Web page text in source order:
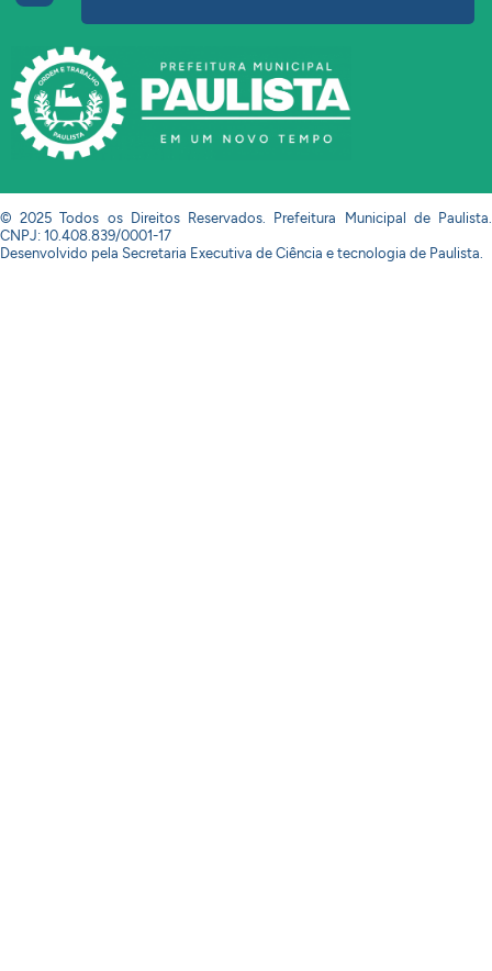
© 2025 Todos os Direitos Reservados. Prefeitura Municipal de Paulista.
CNPJ: 10.408.839/0001-17
Desenvolvido pela Secretaria Executiva de Ciência e tecnologia de Paulista.